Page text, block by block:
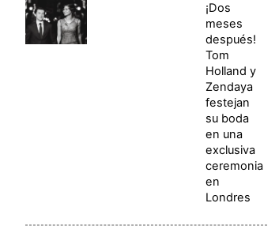
¡Dos
meses
después!
Tom
Holland y
Zendaya
festejan
su boda
en una
exclusiva
ceremonia
en
Londres